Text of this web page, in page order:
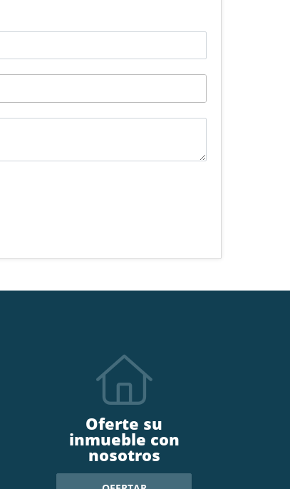
Oferte su
inmueble con
nosotros